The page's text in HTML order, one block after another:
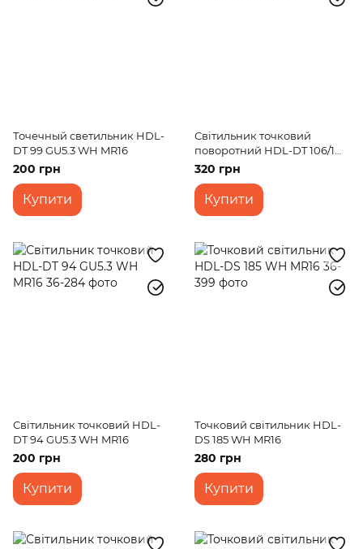
Точечный светильник HDL-
DT 99 GU5.3 WH MR16
200 грн
Купити
Світильник точковий
поворотний HDL-DT 106/1
MR16
320 грн
Купити
Світильник точковий HDL-
DT 94 GU5.3 WH MR16
200 грн
Купити
Точковий світильник HDL-
DS 185 WH MR16
280 грн
Купити